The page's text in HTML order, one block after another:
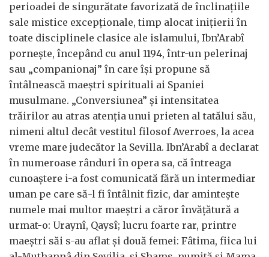
perioadei de singurătate favorizată de înclinațiile
sale mistice excepționale, timp alocat inițierii în
toate disciplinele clasice ale islamului, Ibn’Arabî
pornește, începând cu anul 1194, într-un pelerinaj
sau „companionaj” în care își propune să
întâlnească maeștri spirituali ai Spaniei
musulmane. „Conversiunea” și intensitatea
trăirilor au atras atenția unui prieten al tatălui său,
nimeni altul decât vestitul filosof Averroes, la acea
vreme mare judecător la Sevilla. Ibn’Arabî a declarat
în numeroase rânduri în opera sa, că întreaga
cunoaștere i-a fost comunicată fără un intermediar
uman pe care să-l fi întâlnit fizic, dar amintește
numele mai multor maeștri a căror învățătură a
urmat-o: Uraynî, Qaysî; lucru foarte rar, printre
maeștri săi s-au aflat și două femei: Fâtima, fiica lui